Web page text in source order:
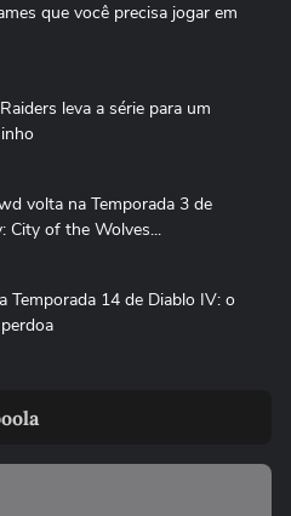
que você precisa jogar em
leva a série para um
volta na Temporada 3 de
City of the Wolves...
Temporada 14 de Diablo IV: o
1996